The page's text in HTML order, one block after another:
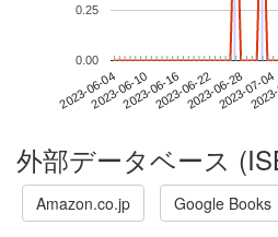
2023-06-042023-06-102023-06-162023-06-222023-06-282023-07-04
0.00
0.25
外部データベース
Amazon.co.jp Google Books